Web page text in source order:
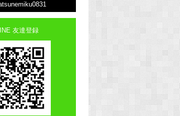
友達登録